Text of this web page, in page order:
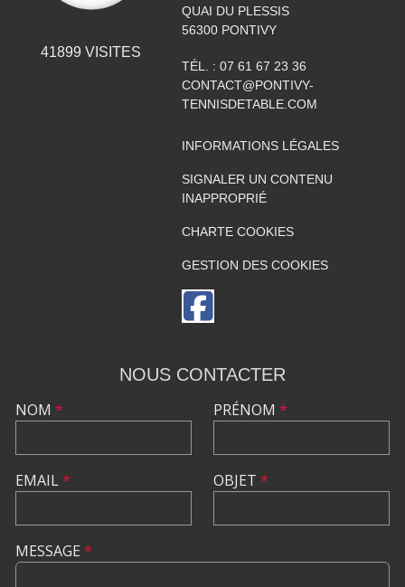
41899 VISITES
QUAI DU PLESSIS
56300 PONTIVY
TÉL. : 07 61 67 23 36
CONTACT@PONTIVY-
TENNISDETABLE.COM
INFORMATIONS LÉGALES
SIGNALER UN CONTENU
INAPPROPRIÉ
CHARTE COOKIES
GESTION DES COOKIES
NOUS CONTACTER
NOM *
EMAIL*
PRÉNOM *
OBJET *
MESSAGE *